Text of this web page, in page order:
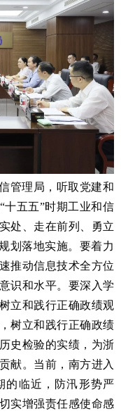
管理局，听取党建和
十五五”时期工业和信
处、走在前列、勇立
划落地实施。要着力
推动信息技术全方位
识和水平。要深入学
立和践行正确政绩观
树立和践行正确政绩
史检验的实绩，为浙
献。当前，南方进入
的临近，防汛形势严
实增强责任感使命感